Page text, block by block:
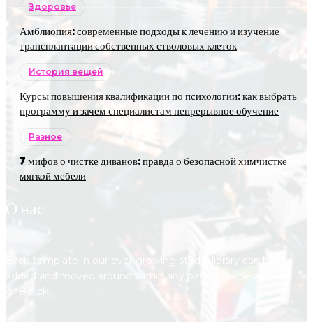
Здоровье
Амблиопия: современные подходы к лечению и изучение
трансплантации собственных стволовых клеток
История вещей
Курсы повышения квалификации по психологии: как выбрать
программу и зачем специалистам непрерывное обучение
Разное
7 мифов о чистке диванов: правда о безопасной химчистке
мягкой мебели
О нас
Each template in our ever growing studio library can be
added and moved around within any page effortlessly with